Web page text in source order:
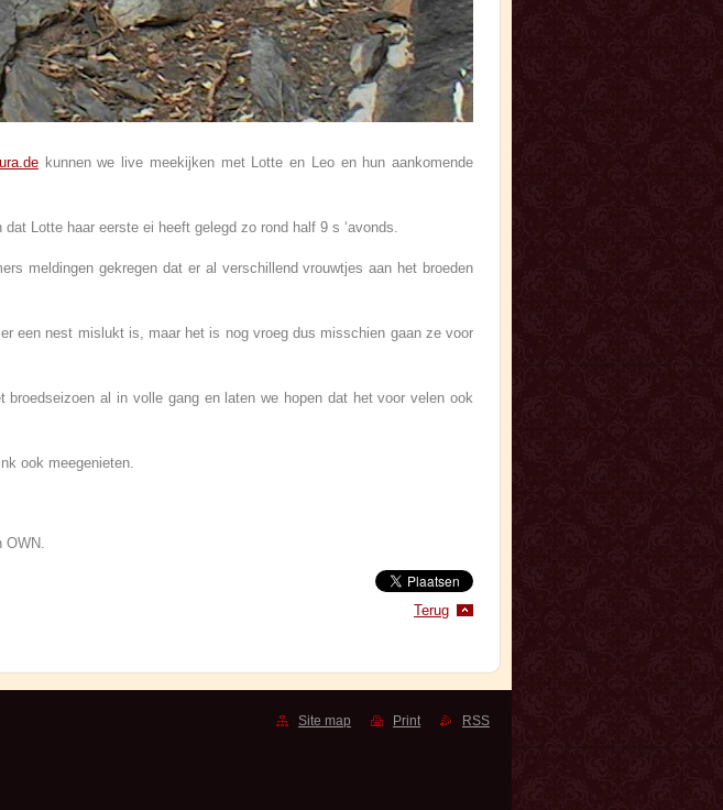
kunnen we live meekijken met Lotte en Leo en hun aankomende
Lotte haar eerste ei heeft gelegd zo rond half 9 s ‘avonds.
meldingen gekregen dat er al verschillend vrouwtjes aan het broeden
een nest mislukt is, maar het is nog vroeg dus misschien gaan ze voor
broedseizoen al in volle gang en laten we hopen dat het voor velen ook
ook meegenieten.
Terug
Site map Print RSS